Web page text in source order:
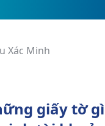
Xác Minh
giấy tờ